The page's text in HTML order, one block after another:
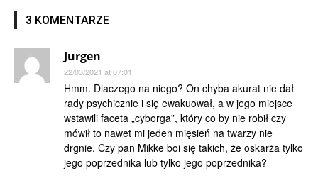
3 KOMENTARZE
Jurgen
22/03/2021 at 07:01
Hmm. Dlaczego na niego? On chyba akurat nie dał
rady psychicznie i się ewakuował, a w jego miejsce
wstawili faceta „cyborga”, który co by nie robił czy
mówił to nawet mi jeden mięsień na twarzy nie
drgnie. Czy pan Mikke boi się takich, że oskarża tylko
jego poprzednika lub tylko jego poprzednika?